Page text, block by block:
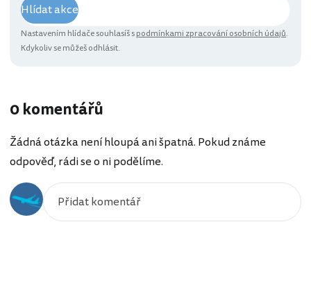
Hlídat akce
Nastavením hlídače souhlasíš spodmínkami zpracování osobních údajů.
Kdykoliv se můžeš odhlásit.
0 komentářů
Žádná otázka není hloupá ani špatná. Pokud známe
odpověď, rádi se o ni podělíme.